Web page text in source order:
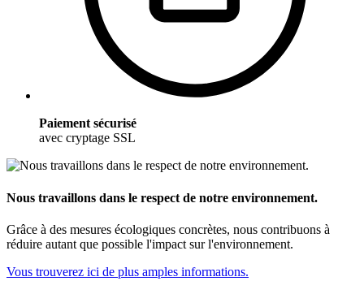
Paiement sécurisé
avec cryptage SSL
Nous travaillons dans le respect de notre environnement.
Grâce à des mesures écologiques concrètes, nous contribuons à
réduire autant que possible l'impact sur l'environnement.
Vous trouverez ici de plus amples informations.